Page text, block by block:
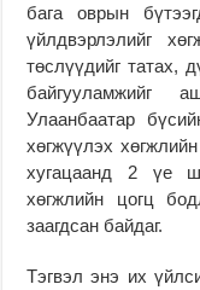
бага оврын
үйлдвэрлэлийг
төслүүдийг татах,
байгууламжийг
Улаанбаатар
хөгжүүлэх
хугацаанд 2 үе
хөгжлийн цогц
заагдсан байдаг.
Тэгвэл энэ их